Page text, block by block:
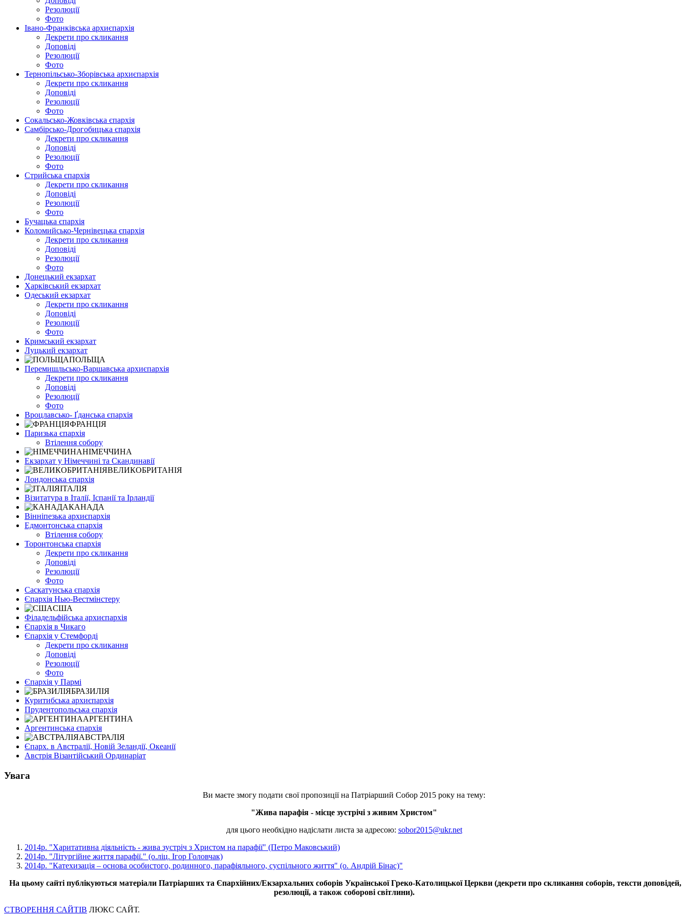
Резолюції
Фото
Івано-Франківська архиєпархія
Декрети про скликання
Доповіді
Резолюції
Фото
Тернопільсько-Зборівська архиєпархія
Декрети про скликання
Доповіді
Резолюції
Фото
Сокальсько-Жовківська єпархія
Самбірсько-Дрогобицька єпархія
Декрети про скликання
Доповіді
Резолюції
Фото
Стрийська єпархія
Декрети про скликання
Доповіді
Резолюції
Фото
Бучацька єпархія
Коломийсько-Чернівецька єпархія
Декрети про скликання
Доповіді
Резолюції
Фото
Донецький екзархат
Харківський екзархат
Одеський екзархат
Декрети про скликання
Доповіді
Резолюції
Фото
Кримський екзархат
Луцький екзархат
ПОЛЬЩА
Перемишльсько-Варшавська архиєпархія
Декрети про скликання
Доповіді
Резолюції
Фото
Вроцлавсько- Ґданська єпархія
ФРАНЦІЯ
Паризька єпархія
Втілення собору
НІМЕЧЧИНА
Екзархат у Німеччині та Скандинавії
ВЕЛИКОБРИТАНІЯ
Лондонська єпархія
ІТАЛІЯ
Візитатура в Італії, Іспанії та Ірландії
КАНАДА
Вінніпезька архиєпархія
Едмонтонська єпархія
Втілення собору
Торонтонська єпархія
Декрети про скликання
Доповіді
Резолюції
Фото
Саскатунська єпархія
Єпархія Нью-Вестмінстеру
США
Філадельфійська архиєпархія
Єпархія в Чикаго
Єпархія у Стемфорді
Декрети про скликання
Доповіді
Резолюції
Фото
Єпархія у Пармі
БРАЗИЛІЯ
Куритибська архиєпархія
Прудентопольська єпархія
АРГЕНТИНА
Аргентинська єпархія
АВСТРАЛІЯ
Єпарх. в Австралії, Новій Зеландії, Океанії
Австрія Візантійський Ординаріат
Увага
Ви маєте змогу подати свої пропозиції на Патріарший Собор 2015 року на тему:
"Жива парафія - місце зустрічі з живим Христом"
для цього необхідно надіслати листа за адресою: sobor2015@ukr.net
2014р. "Харитативна діяльність - жива зустріч з Христом на парафії" (Петро Маковський)
2014р. "Літургійне життя парафії." (о.ліц. Ігор Головчак)
2014р. "Катехизація – основа особистого, родинного, парафіяльного, суспільного життя" (о. Андрій Бінас)"
На цьому сайті публікуються матеріали Патріарших та Єпархійних/Екзархальних соборів Української Греко-Католицької Церкви (декрети про скликання соборів, тексти доповідей,
резолюції, а також соборові світлини).
СТВОРЕННЯ САЙТІВ ЛЮКС САЙТ.